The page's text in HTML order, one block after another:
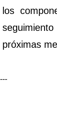
los
próximas
---